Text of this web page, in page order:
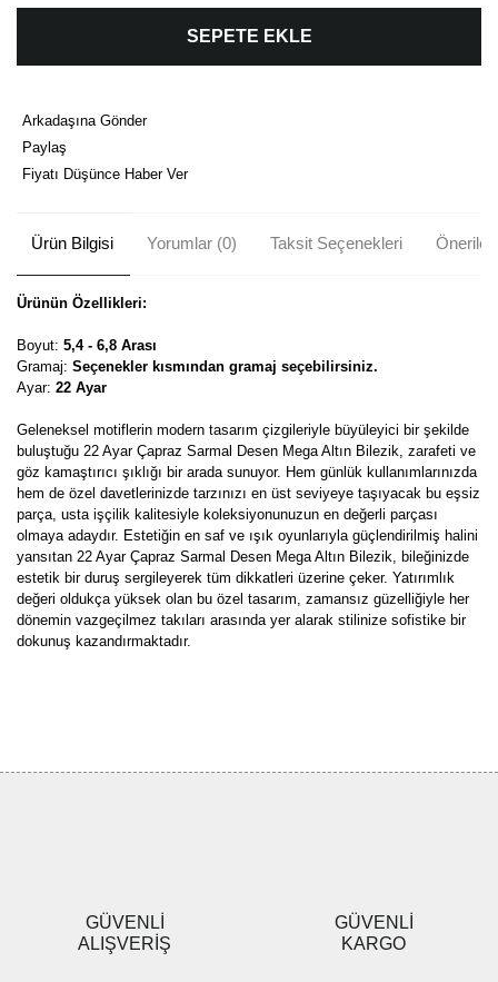
SEPETE EKLE
Arkadaşına Gönder
Paylaş
Fiyatı Düşünce Haber Ver
Ürün Bilgisi Yorumlar (0) Taksit Seçenekleri
Ürünün Özellikleri:
Boyut: 5,4 - 6,8 Arası
Gramaj: Seçenekler kısmından gramaj seçebilirsiniz.
Ayar: 22 Ayar
Geleneksel motiflerin modern tasarım çizgileriyle büyüleyici bir şekilde
buluştuğu 22 Ayar Çapraz Sarmal Desen Mega Altın Bilezik, zarafeti ve
göz kamaştırıcı şıklığı bir arada sunuyor. Hem günlük kullanımlarınızda
hem de özel davetlerinizde tarzınızı en üst seviyeye taşıyacak bu eşsiz
parça, usta işçilik kalitesiyle koleksiyonunuzun en değerli parçası
olmaya adaydır. Estetiğin en saf ve ışık oyunlarıyla güçlendirilmiş halini
yansıtan 22 Ayar Çapraz Sarmal Desen Mega Altın Bilezik, bileğinizde
estetik bir duruş sergileyerek tüm dikkatleri üzerine çeker. Yatırımlık
değeri oldukça yüksek olan bu özel tasarım, zamansız güzelliğiyle her
dönemin vazgeçilmez takıları arasında yer alarak stilinize sofistike bir
dokunuş kazandırmaktadır.
Ürün fiyatı diğer sitelerden daha pahalı.
Bu ürüne benzer farklı alternatifler olmalı.
GÜVENLİ
ALIŞVERİŞ
GÜVENLİ
KARGO